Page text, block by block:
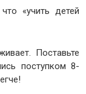
«учить детей
Поставьте
поступком 8-